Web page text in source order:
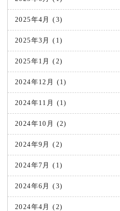
2025年4月 (3)
2025年3月 (1)
2025年1月 (2)
2024年12月 (1)
2024年11月 (1)
2024年10月 (2)
2024年9月 (2)
2024年7月 (1)
2024年6月 (3)
2024年4月 (2)